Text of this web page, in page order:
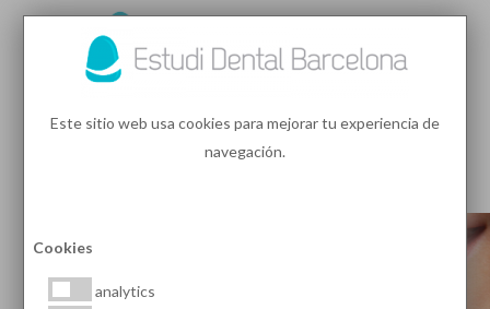
Este sitio web usa cookies para mejorar tu experiencia de
navegación.
Cookies
analytics